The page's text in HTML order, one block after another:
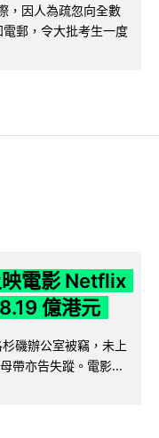
，因人為疏忽向全數
郵，令大批考生一度
電影 Netflix
億港元
磯辦公室被竊，未上
帶亦告失蹤。電影...